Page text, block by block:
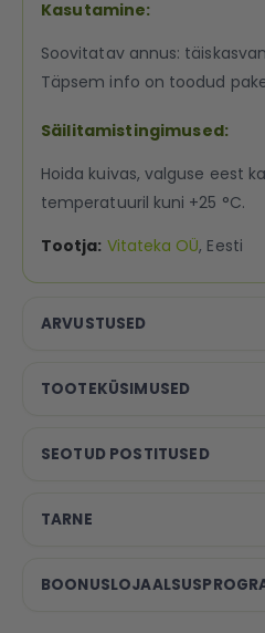
ARVUSTUSED
TOOTEKÜSIMUSED
SEOTUD POSTITUSED
TARNE
Kasutamine:
Soovitatav annus:
Täpsem info on toodud
Säilitamistingimused:
Hoida kuivas, valguse eest
temperatuuril kuni +25 °C.
Tootja: Vitateka OÜ, Eesti